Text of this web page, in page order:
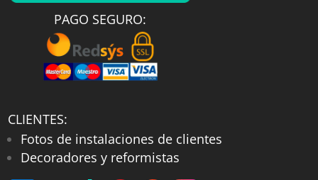
para repeler las gotas de agua
eficazmente. En conclusión, te invitamos
a explorar nuestra cuidada colección de
mamparas de bañera cromo brillo
de un baño reluciente al mejor precio del
mercado.
PAGO SEGURO:
CLIENTES:
Fotos de instalaciones de clientes
Decoradores y reformistas